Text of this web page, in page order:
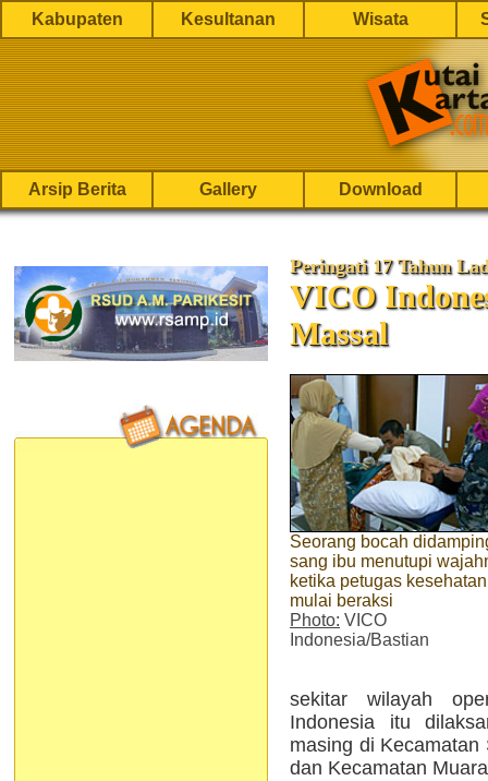
Kabupaten Kesultanan Wisata
Arsip Berita Gallery Download
Peringati 17 Tahun
VICO
Massal
Seorang bocah
sang ibu menutupi
ketika petugas kesehatan
mulai beraksi
Photo: VICO
Indonesia/Bastian
sekitar wilayah
Indonesia itu
masing di
dan Kecamatan